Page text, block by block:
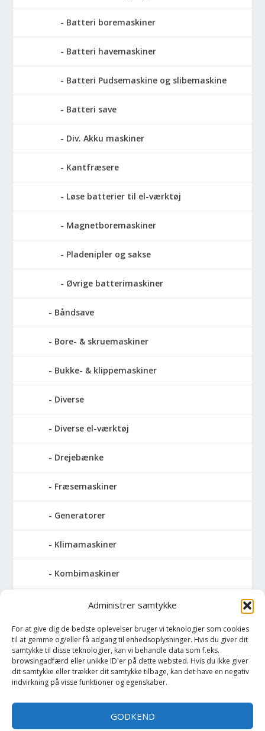
Administrer samtykke
For at give dig de bedste oplevelser bruger vi teknologier som cookies
til at gemme og/eller få adgang til enhedsoplysninger. Hvis du giver dit
samtykke til disse teknologier, kan vi behandle data som f.eks.
browsingadfærd eller unikke ID'er på dette websted. Hvis du ikke giver
dit samtykke eller trækker dit samtykke tilbage, kan det have en negativ
indvirkning på visse funktioner og egenskaber.
GODKEND
Batteri boremaskiner
Batteri havemaskiner
Batteri Pudsemaskine og slibemaskine
Batteri save
Div. Akku maskiner
Kantfræsere
Løse batterier til el-værktøj
Magnetboremaskiner
Pladenipler og sakse
Øvrige batterimaskiner
Båndsave
Bore- & skruemaskiner
Bukke- & klippemaskiner
Diverse
Diverse el-værktøj
Drejebænke
Fræsemaskiner
Generatorer
Klimamaskiner
Kombimaskiner
Kompressor
Pressemaskiner
Save